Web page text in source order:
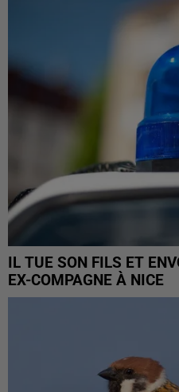
IL TUE SON FILS ET
EX-COMPAGNE À NICE